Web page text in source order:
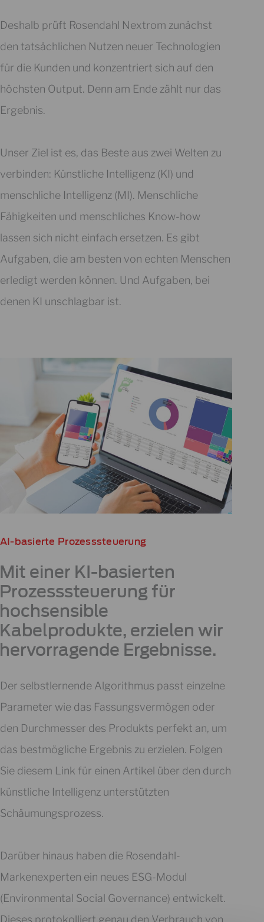
Deshalb prüft Rosendahl Nextrom zunächst
den tatsächlichen Nutzen neuer Technologien
für die Kunden und konzentriert sich auf den
höchsten Output. Denn am Ende zählt nur das
Ergebnis.
Unser Ziel ist es, das Beste aus zwei Welten zu
verbinden: Künstliche Intelligenz (KI) und
menschliche Intelligenz (MI). Menschliche
Fähigkeiten und menschliches Know-how
lassen sich nicht einfach ersetzen. Es gibt
Aufgaben, die am besten von echten Menschen
erledigt werden können. Und Aufgaben, bei
denen KI unschlagbar ist.
AI-basierte Prozesssteuerung
einer KI-basierten
für
erzielen wir
Ergebnisse.
Der selbstlernende Algorithmus passt einzelne
Parameter wie das Fassungsvermögen oder
den Durchmesser des Produkts perfekt an, um
das bestmögliche Ergebnis zu erzielen. Folgen
Sie diesem Link für einen Artikel über den durch
künstliche Intelligenz unterstützten
Schäumungsprozess.
Darüber hinaus haben die Rosendahl-
Markenexperten ein neues ESG-Modul
(Environmental Social Governance) entwickelt.
Dieses protokolliert genau den Verbrauch von